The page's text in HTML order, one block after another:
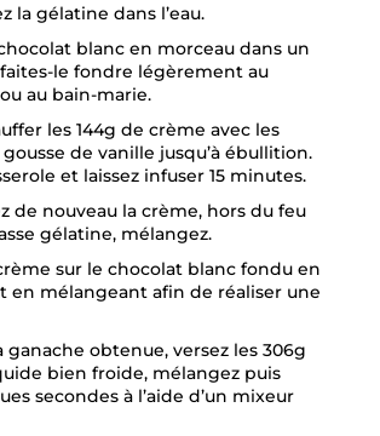
la gélatine dans l’eau.
blanc en morceau dans un
le fondre légèrement au
au bain-marie.
les 144g de crème avec les
de vanille jusqu’à ébullition.
et laissez infuser 15 minutes.
de nouveau la crème, hors du feu
gélatine, mélangez.
sur le chocolat blanc fondu en
en mélangeant afin de réaliser une
ganache obtenue, versez les 306g
bien froide, mélangez puis
secondes à l’aide d’un mixeur